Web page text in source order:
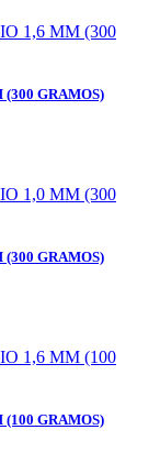
GRAMOS)
GRAMOS)
GRAMOS)